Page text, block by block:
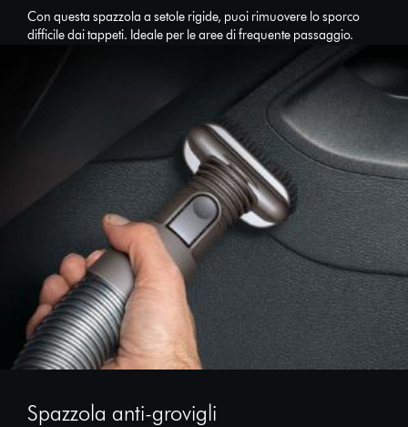
Con questa spazzola a setole rigide, puoi rimuovere lo sporco
difficile dai tappeti. Ideale per le aree di frequente passaggio.
Spazzola anti-grovigli